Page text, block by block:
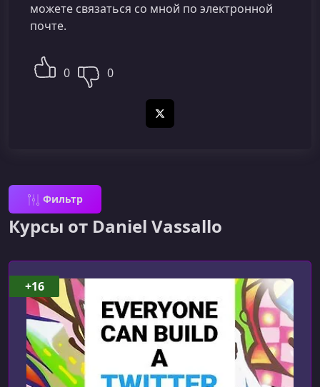
можете связаться со мной по электронной
почте.
0 0
X (Twitter)
Фильтр
Курсы от Daniel Vassallo
+16